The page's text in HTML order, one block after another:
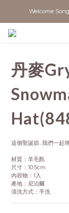
Welcome
丹麥
這個聖誕節...我們一起
材質：羊毛氈
尺寸：10.5cm
內容物：1入
產地：尼泊爾
清洗方式：手洗